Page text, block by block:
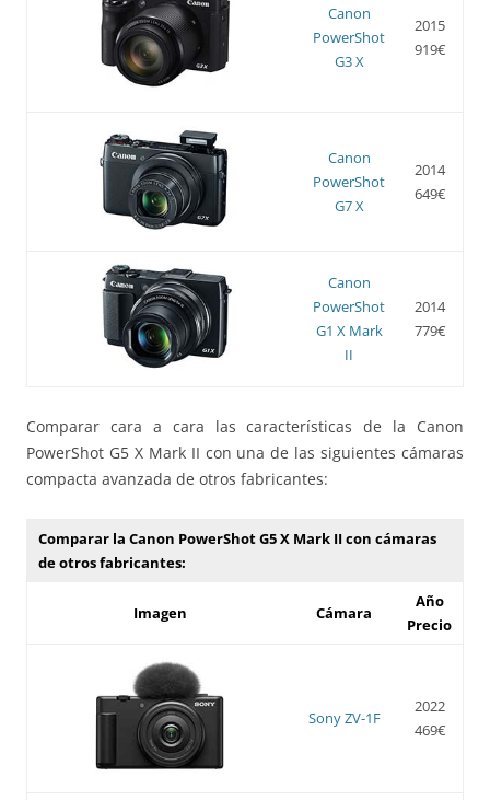
Canon
PowerShot
G3 X
2015
919€
Canon
PowerShot
G7 X
2014
649€
Canon
PowerShot
G1 X Mark
II
2014
779€
Comparar cara a cara las características de la Canon
PowerShot G5 X Mark II con una de las siguientes cámaras
compacta avanzada de otros fabricantes:
Comparar la Canon PowerShot G5 X Mark II con cámaras
de otros fabricantes:
Imagen Cámara
Año
Precio
Sony ZV-1F
2022
469€